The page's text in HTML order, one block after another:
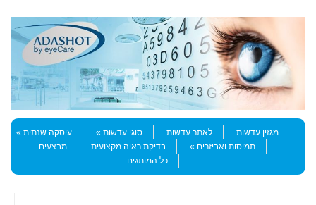
Menu
Skip to content
מגזין עדשות
לאתר עדשות סוגי עדשות
עיסקה שנתית
תמיסות ואביזרים
בדיקת ראיה מקצועית
מבצעים
כל המותגים